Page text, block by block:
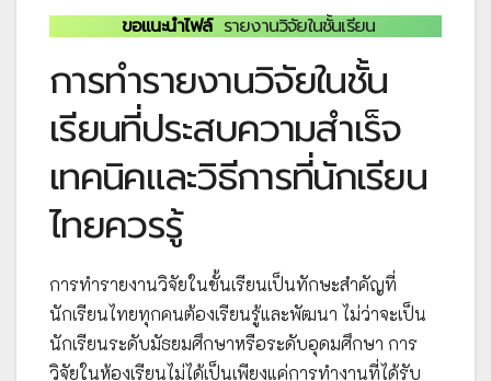
ขอแนะนำไฟล์ รายงานวิจัยในชั้นเรียน
การทำรายงานวิจัยในชั้น
เรียนที่ประสบความสำเร็จ
เทคนิคและวิธีการที่นักเรียน
ไทยควรรู้
การทำรายงานวิจัยในชั้นเรียนเป็นทักษะสำคัญที่
นักเรียนไทยทุกคนต้องเรียนรู้และพัฒนา ไม่ว่าจะเป็น
นักเรียนระดับมัธยมศึกษาหรือระดับอุดมศึกษา การ
วิจัยในห้องเรียนไม่ได้เป็นเพียงแค่การทำงานที่ได้รับ